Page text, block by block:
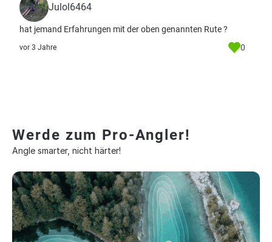
Julol6464
hat jemand Erfahrungen mit der oben genannten Rute ?
vor 3 Jahre 0
Werde zum Pro-Angler!
Angle smarter, nicht härter!